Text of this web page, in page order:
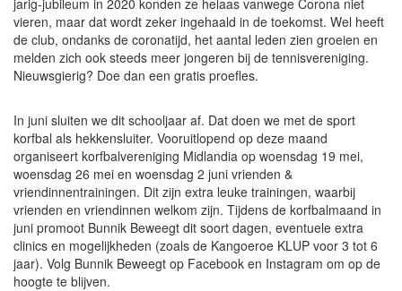
vieren, maar dat wordt zeker ingehaald in de toekomst. Wel heeft
de club, ondanks de coronatijd, het aantal leden zien groeien en
melden zich ook steeds meer jongeren bij de tennisvereniging.
Nieuwsgierig? Doe dan een gratis proefles.
In juni sluiten we dit schooljaar af. Dat doen we met de sport
korfbal als hekkensluiter. Vooruitlopend op deze maand
organiseert korfbalvereniging Midlandia op woensdag 19 mei,
woensdag 26 mei en woensdag 2 juni vrienden &
vriendinnentrainingen. Dit zijn extra leuke trainingen, waarbij
vrienden en vriendinnen welkom zijn. Tijdens de korfbalmaand in
juni promoot Bunnik Beweegt dit soort dagen, eventuele extra
clinics en mogelijkheden (zoals de Kangoeroe KLUP voor 3 tot 6
jaar). Volg Bunnik Beweegt op Facebook en Instagram om op de
hoogte te blijven.